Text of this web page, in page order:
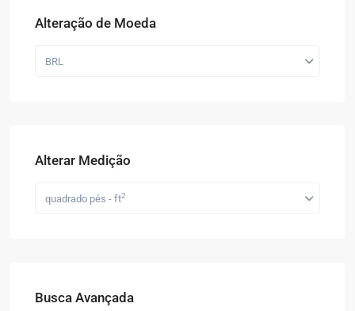
Alteração de Moeda
BRL
Alterar Medição
quadrado pés - ft2
Busca Avançada